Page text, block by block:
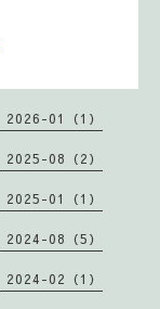
2026-01（1）
2025-08（2）
2025-01（1）
2024-08（5）
2024-02（1）